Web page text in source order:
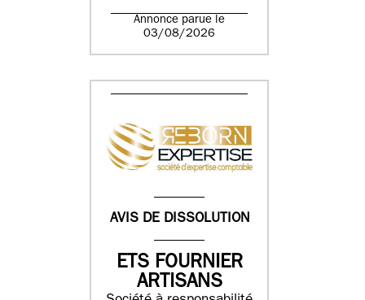
Annonce parue le
03/08/2026
AVIS DE DISSOLUTION
ETS FOURNIER
ARTISANS